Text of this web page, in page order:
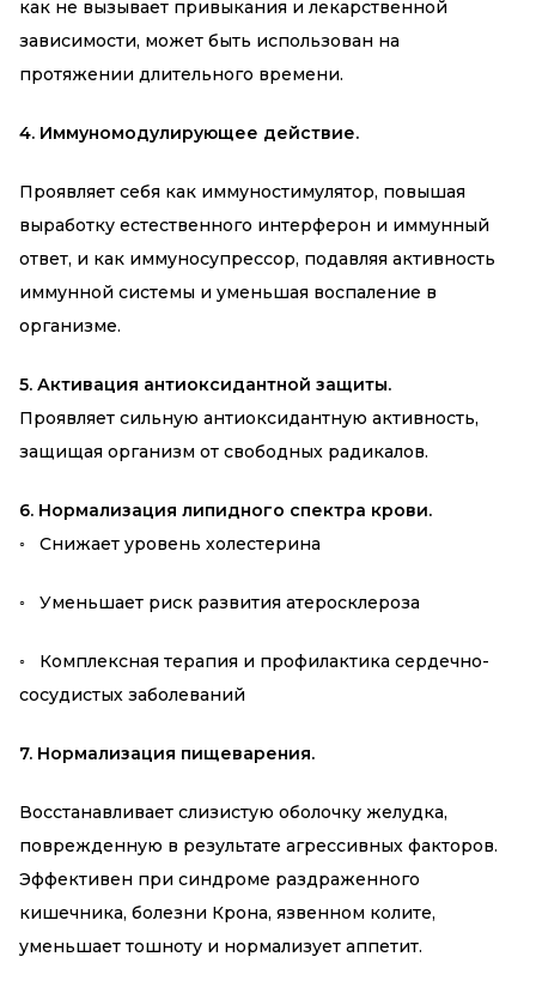
как не вызывает привыкания и лекарственной
зависимости, может быть использован на
протяжении длительного времени.
4. Иммуномодулирующее действие.
Проявляет себя как иммуностимулятор, повышая
выработку естественного интерферон и иммунный
ответ, и как иммуносупрессор, подавляя активность
иммунной системы и уменьшая воспаление в
организме.
5. Активация антиоксидантной защиты.
Проявляет сильную антиоксидантную активность,
защищая организм от свободных радикалов.
6. Нормализация липидного спектра крови.
◦ Снижает уровень холестерина
◦ Уменьшает риск развития атеросклероза
◦ Комплексная терапия и профилактика сердечно-
сосудистых заболеваний
7. Нормализация пищеварения.
Восстанавливает слизистую оболочку желудка,
поврежденную в результате агрессивных факторов.
Эффективен при синдроме раздраженного
кишечника, болезни Крона, язвенном колите,
уменьшает тошноту и нормализует аппетит.